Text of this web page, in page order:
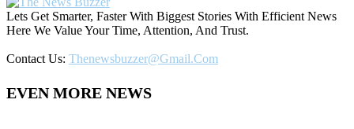
Lets Get Smarter, Faster With Biggest Stories With Efficient News
Here We Value Your Time, Attention, And Trust.
Contact Us: Thenewsbuzzer@gmail.com
EVEN MORE NEWS